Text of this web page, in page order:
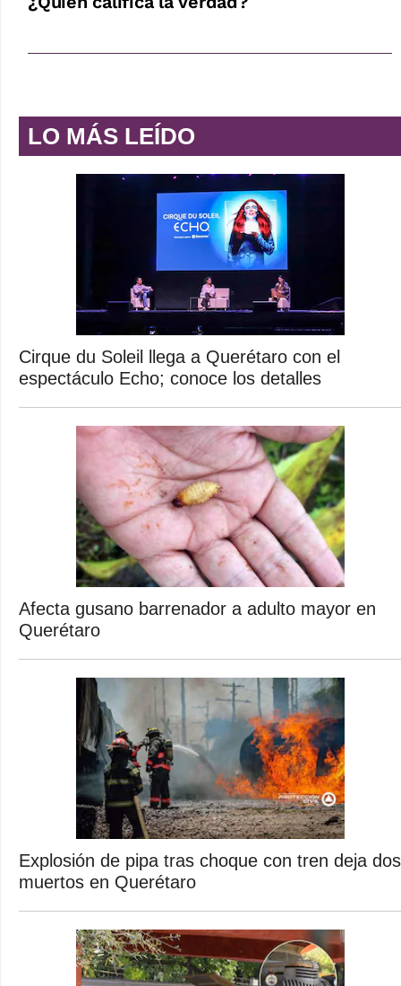
LO MÁS LEÍDO
Cirque du Soleil llega a Querétaro con el
espectáculo Echo; conoce los detalles
Afecta gusano barrenador a adulto mayor en
Querétaro
Explosión de pipa tras choque con tren deja dos
muertos en Querétaro